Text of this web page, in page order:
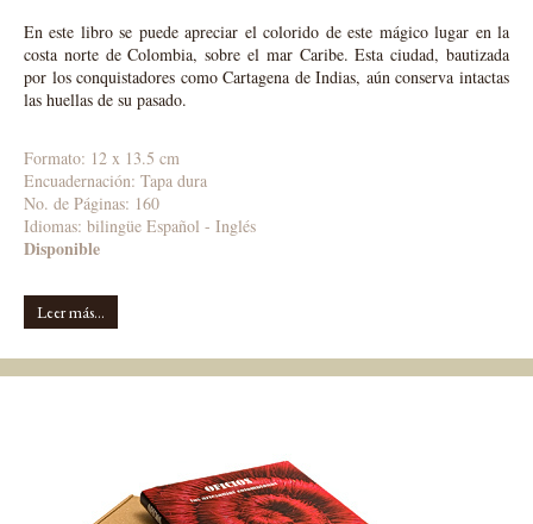
En este libro se puede apreciar el colorido de este mágico lugar en la
costa norte de Colombia, sobre el mar Caribe. Esta ciudad, bautizada
por los conquistadores como Cartagena de Indias, aún conserva intactas
las huellas de su pasado.
Formato: 12 x 13.5 cm
Encuadernación: Tapa dura
No. de Páginas: 160
Idiomas: bilingüe Español - Inglés
Disponible
Leer más...